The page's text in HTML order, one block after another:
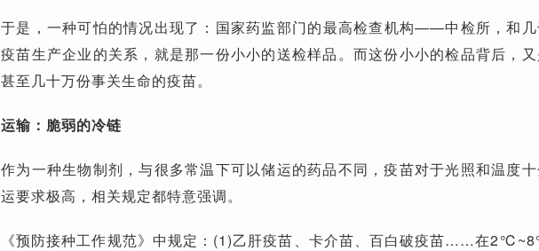
于是，一种可怕的情况出现了：国家药监部门的最高检查机构——中检所，和几
疫苗生产企业的关系，就是那一份小小的送检样品。而这份小小的检品背后，
甚至几十万份事关生命的疫苗。
运输：脆弱的冷链
作为一种生物制剂，与很多常温下可以储运的药品不同，疫苗对于光照和温度
运要求极高，相关规定都特意强调。
《预防接种工作规范》中规定：(1)乙肝疫苗、卡介苗、百白破疫苗……在